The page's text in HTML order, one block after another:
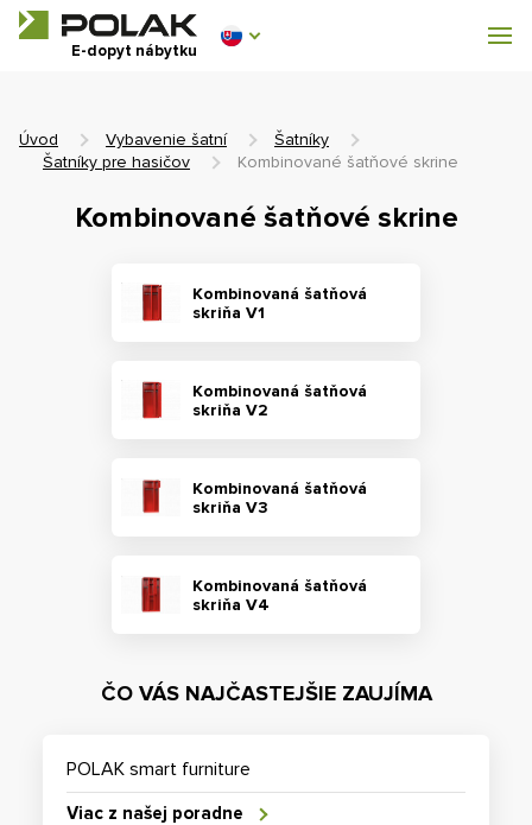
E-dopyt nábytku
Dílenský nábytek
Úvod Vybavenie šatní
Šatníky
Šatníky pre hasičov
Kombinované šatňové skrine
Kombinované šatňové skrine
Kombinovaná šatňová
skriňa V1
Kombinovaná šatňová
skriňa V2
Kombinovaná šatňová
skriňa V3
Kombinovaná šatňová
skriňa V4
ČO VÁS NAJČASTEJŠIE ZAUJÍMA
POLAK smart furniture
Viac z našej poradne